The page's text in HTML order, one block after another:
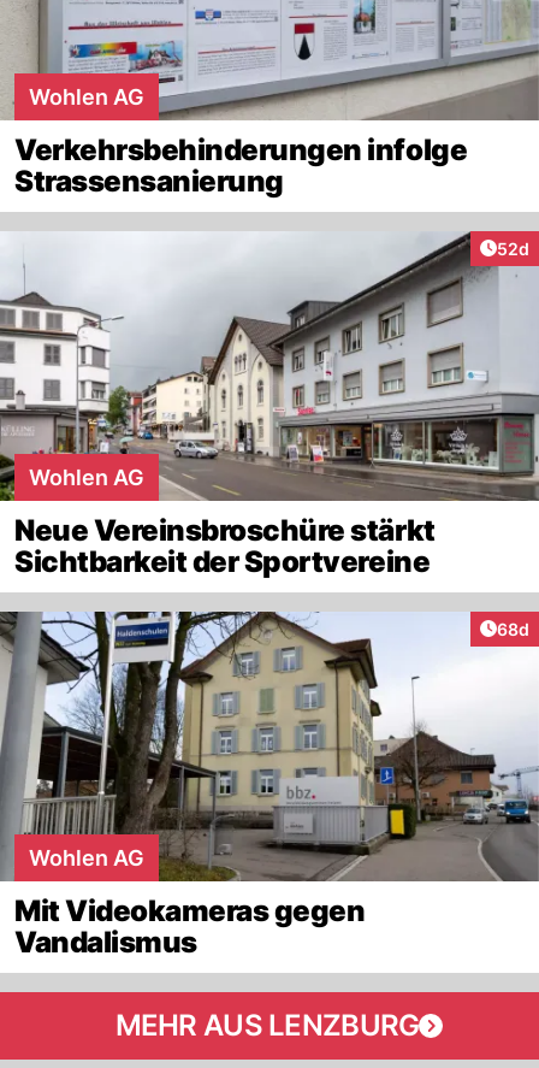
Wohlen AG
Verkehrsbehinderungen infolge
Strassensanierung
52d
Wohlen AG
Neue Vereinsbroschüre stärkt
Sichtbarkeit der Sportvereine
68d
Wohlen AG
Mit Videokameras gegen
Vandalismus
MEHR AUS LENZBURG